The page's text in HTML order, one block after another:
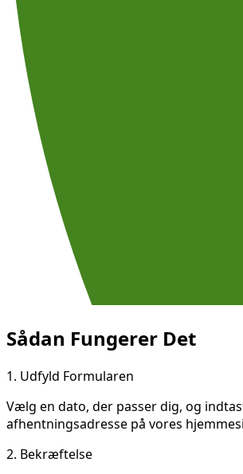
Sådan Fungerer Det
1. Udfyld Formularen
Vælg en dato, der passer dig, og
afhentningsadresse på vores
2. Bekræftelse